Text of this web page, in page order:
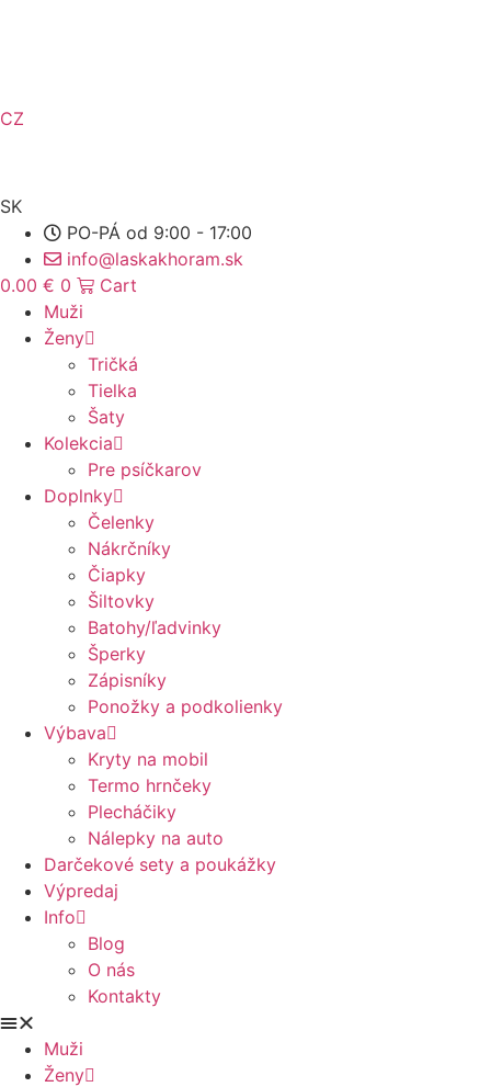
CZ
SK
PO-PÁ od 9:00 - 17:00
info@laskakhoram.sk
0.00 € 0
Cart
Muži
Ženy
Tričká
Tielka
Šaty
Kolekcia
Pre psíčkarov
Doplnky
Čelenky
Nákrčníky
Čiapky
Šiltovky
Batohy/ľadvinky
Šperky
Zápisníky
Ponožky a podkolienky
Výbava
Kryty na mobil
Termo hrnčeky
Plecháčiky
Nálepky na auto
Darčekové sety a poukážky
Výpredaj
Info
Blog
O nás
Kontakty
Muži
Ženy